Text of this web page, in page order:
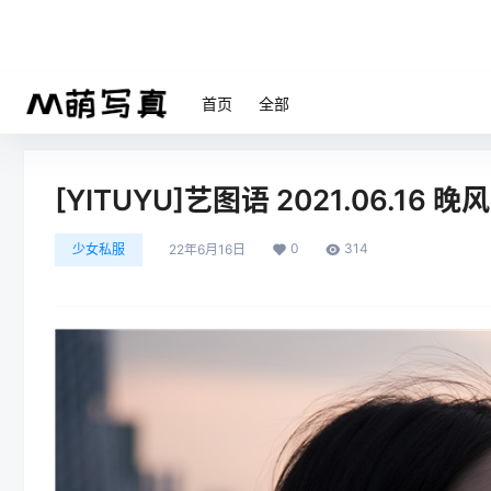
首页 全部
[YITUYU]艺图语 2021.06.16 晚
少女私服 22年6月16日 0 314